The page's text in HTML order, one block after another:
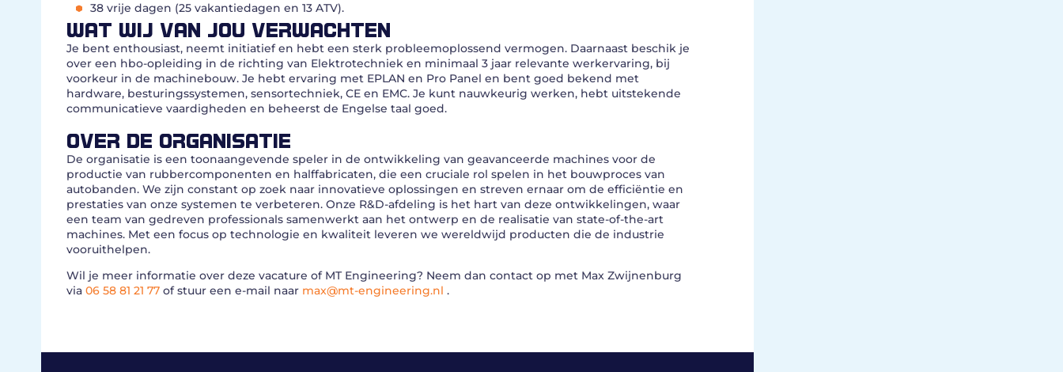
38 vrije dagen (25 vakantiedagen en 13 ATV).
WAT WIJ VAN JOU VERWACHTEN
Je bent enthousiast, neemt initiatief en hebt een sterk probleemoplossend vermogen. Daarnaast beschik je
over een hbo-opleiding in de richting van Elektrotechniek en minimaal 3 jaar relevante werkervaring, bij
voorkeur in de machinebouw. Je hebt ervaring met EPLAN en Pro Panel en bent goed bekend met
hardware, besturingssystemen, sensortechniek, CE en EMC. Je kunt nauwkeurig werken, hebt uitstekende
communicatieve vaardigheden en beheerst de Engelse taal goed.
OVER DE ORGANISATIE
De organisatie is een toonaangevende speler in de ontwikkeling van geavanceerde machines voor de
productie van rubbercomponenten en halffabricaten, die een cruciale rol spelen in het bouwproces van
autobanden. We zijn constant op zoek naar innovatieve oplossingen en streven ernaar om de efficiëntie en
prestaties van onze systemen te verbeteren. Onze R&D-afdeling is het hart van deze ontwikkelingen, waar
een team van gedreven professionals samenwerkt aan het ontwerp en de realisatie van state-of-the-art
machines. Met een focus op technologie en kwaliteit leveren we wereldwijd producten die de industrie
vooruithelpen.
Wil je meer informatie over deze vacature of MT Engineering? Neem dan contact op met Max Zwijnenburg
via 06 58 81 21 77 of stuur een e-mail naar max@mt-engineering.nl .